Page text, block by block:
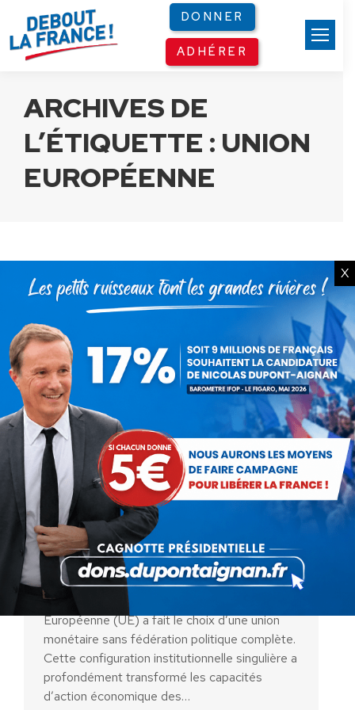
DONNER
ADHÉRER
ARCHIVES DE
L’ÉTIQUETTE : UNION
EUROPÉENNE
Souveraineté monétaire, union
monétaire et démocratie :
l’Europe face au risque
systémique
Actualités ParJean MEILLIER
13 janvier 2026
Depuis l’introduction de l’Euro, l’Union
Européenne (UE) a fait le choix d’une union
monétaire sans fédération politique complète.
Cette configuration institutionnelle singulière a
profondément transformé les capacités
d’action économique des…
X
Panneau de gestion des cookies